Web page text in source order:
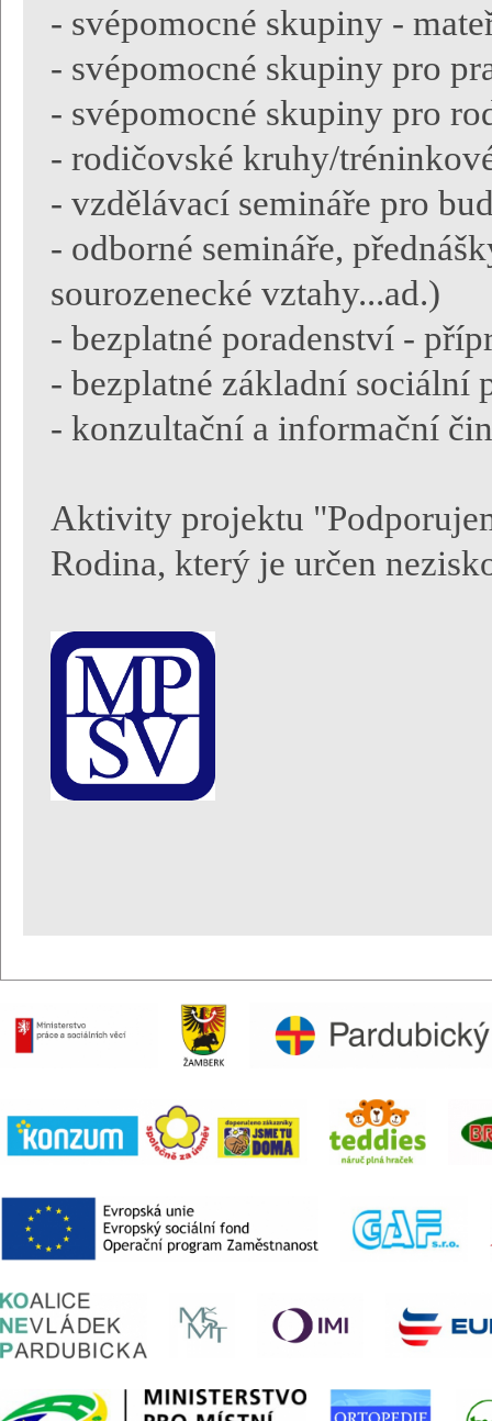
- svépomocné skupiny -
- svépomocné skupiny pro
- svépomocné skupiny pro
- rodičovské kruhy/
- vzdělávací semináře pro
- odborné semináře,
sourozenecké vztahy...ad.)
- bezplatné poradenství -
- bezplatné základní sociální
- konzultační a informační
Aktivity projektu
Rodina, který je určen